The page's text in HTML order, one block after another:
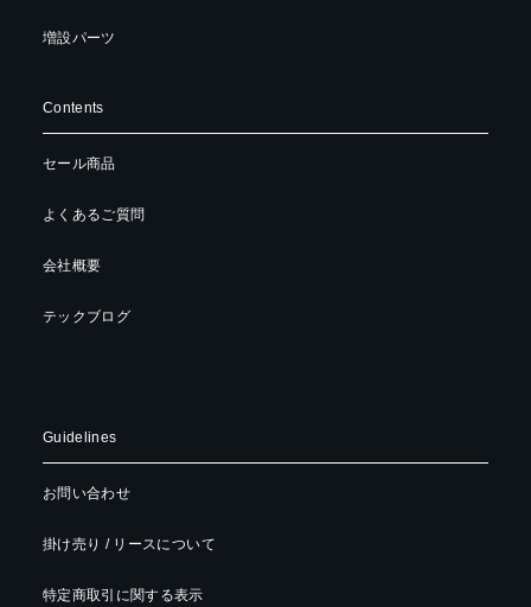
増設パーツ
Contents
セール商品
よくあるご質問
会社概要
テックブログ
Guidelines
お問い合わせ
掛け売り / リースについて
特定商取引に関する表示